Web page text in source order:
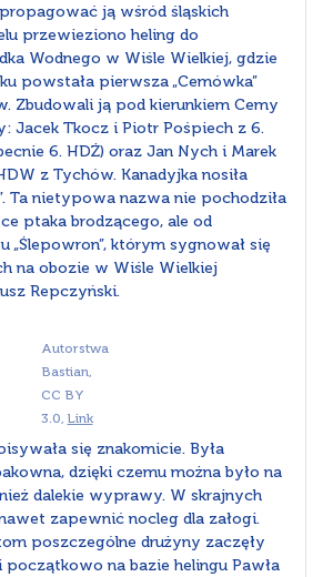
ją wśród śląskich
przewieziono heling do
Wodnego w Wiśle Wielkiej, gdzie
powstała pierwsza „Cemówka”
Zbudowali ją pod kierunkiem Cemy
Jacek Tkocz i Piotr Pośpiech z 6.
6. HDŻ) oraz Jan Nych i Marek
z Tychów. Kanadyjka nosiła
Ta nietypowa nazwa nie pochodziła
ptaka brodzącego, ale od
„Ślepowron”, którym sygnował się
na obozie w Wiśle Wielkiej
Repczyński.
Autorstwa
Bastian,
CC BY
3.0, Link
się znakomicie. Była
dzięki czemu można było na
dalekie wyprawy. W skrajnych
zapewnić nocleg dla załogi.
poszczególne drużyny zaczęły
początkowo na bazie helingu Pawła